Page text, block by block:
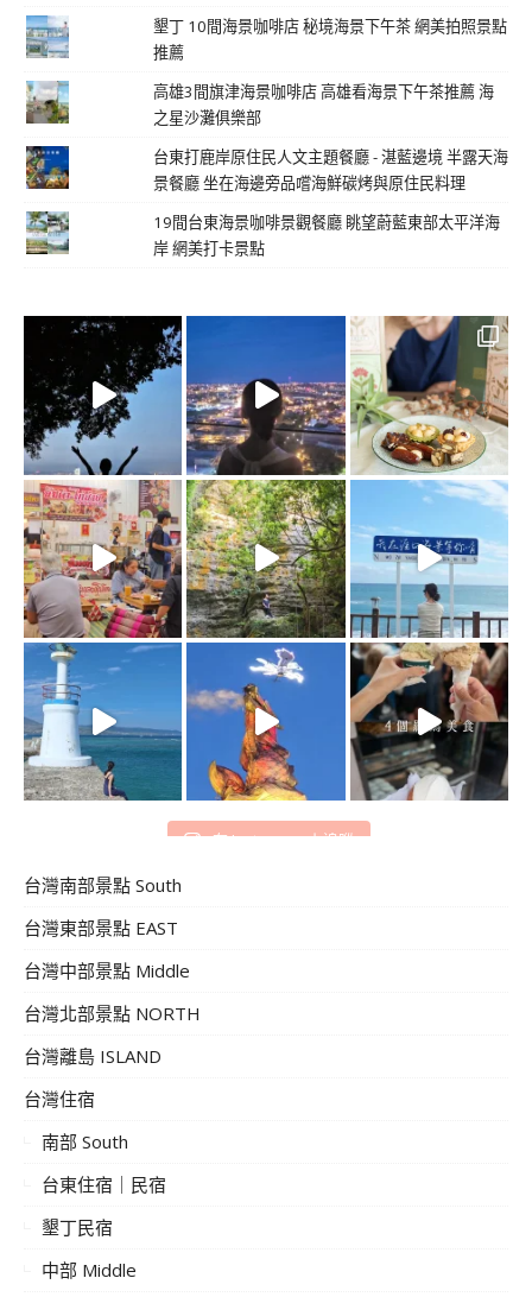
墾丁 10間海景咖啡店 秘境海景下午茶 網美拍照景點
推薦
高雄3間旗津海景咖啡店 高雄看海景下午茶推薦 海
之星沙灘俱樂部
台東打鹿岸原住民人文主題餐廳 - 湛藍邊境 半露天海
景餐廳 坐在海邊旁品嚐海鮮碳烤與原住民料理
19間台東海景咖啡景觀餐廳 眺望蔚藍東部太平洋海
岸 網美打卡景點
在 Instagram 上追蹤
台灣南部景點 South
台灣東部景點 EAST
台灣中部景點 Middle
台灣北部景點 NORTH
台灣離島 ISLAND
台灣住宿
南部 South
台東住宿｜民宿
墾丁民宿
中部 Middle